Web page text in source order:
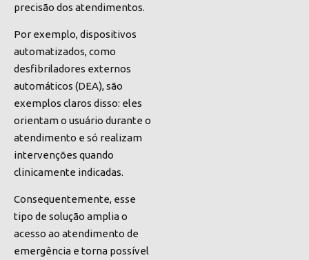
precisão dos atendimentos.
Por exemplo, dispositivos
automatizados, como
desfibriladores externos
automáticos (DEA), são
exemplos claros disso: eles
orientam o usuário durante o
atendimento e só realizam
intervenções quando
clinicamente indicadas.
Consequentemente, esse
tipo de solução amplia o
acesso ao atendimento de
emergência e torna possível